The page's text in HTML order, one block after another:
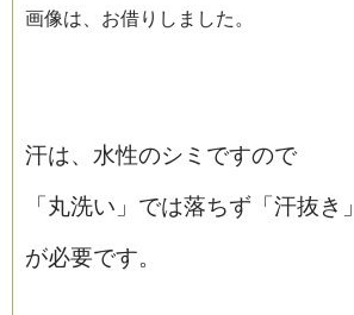
画像は、お借りしました。
汗は、水性のシミですので
「丸洗い」では落ちず「汗抜き」
が必要です。